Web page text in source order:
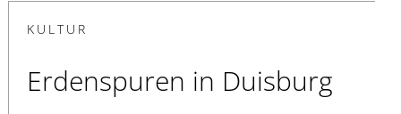
KULTUR
Erdenspuren in Duisburg